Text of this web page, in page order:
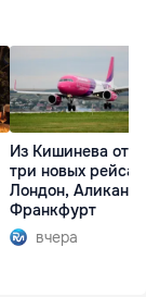
Из Кишинева
три новых рейса
Лондон,
Франкфурт
вчера